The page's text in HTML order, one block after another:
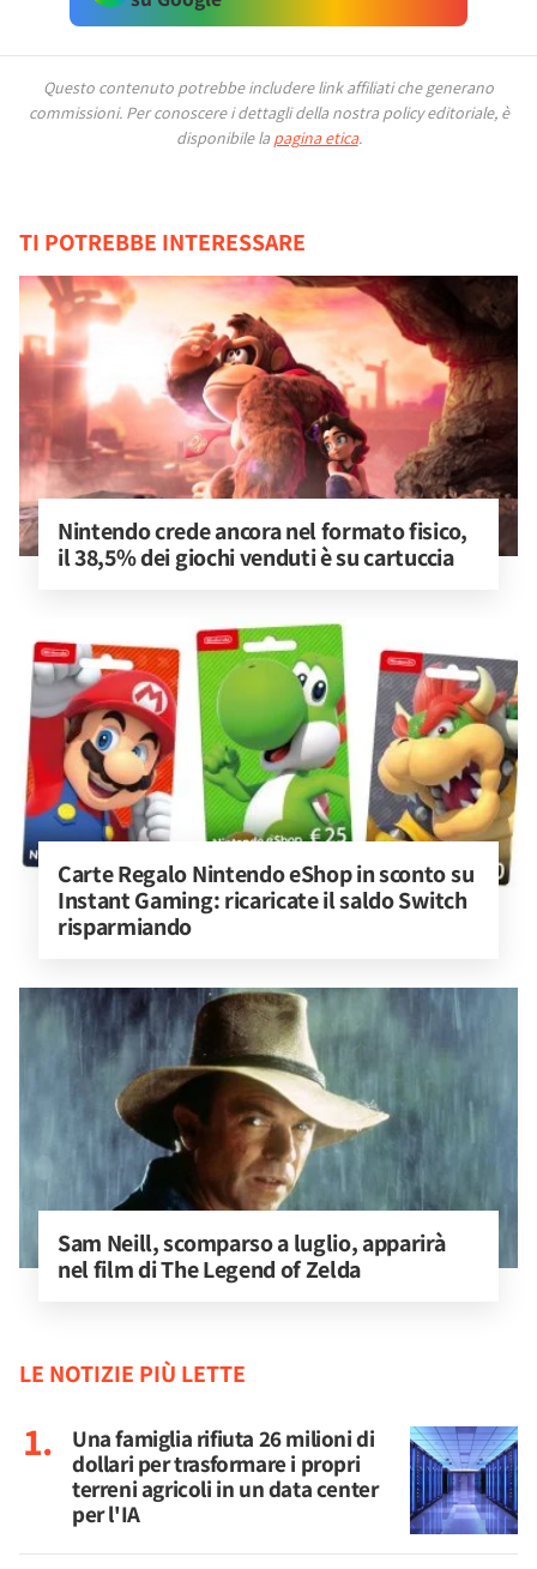
Questo contenuto potrebbe includere link affiliati che generano
commissioni. Per conoscere i dettagli della nostra policy editoriale, è
disponibile la pagina etica.
TI POTREBBE INTERESSARE
Nintendo crede ancora nel formato fisico,
il 38,5% dei giochi venduti è su cartuccia
Carte Regalo Nintendo eShop in sconto su
Instant Gaming: ricaricate il saldo Switch
risparmiando
Sam Neill, scomparso a luglio, apparirà
nel film di The Legend of Zelda
LE NOTIZIE PIÙ LETTE
Una famiglia rifiuta 26 milioni di
dollari per trasformare i propri
terreni agricoli in un data center
per l'IA